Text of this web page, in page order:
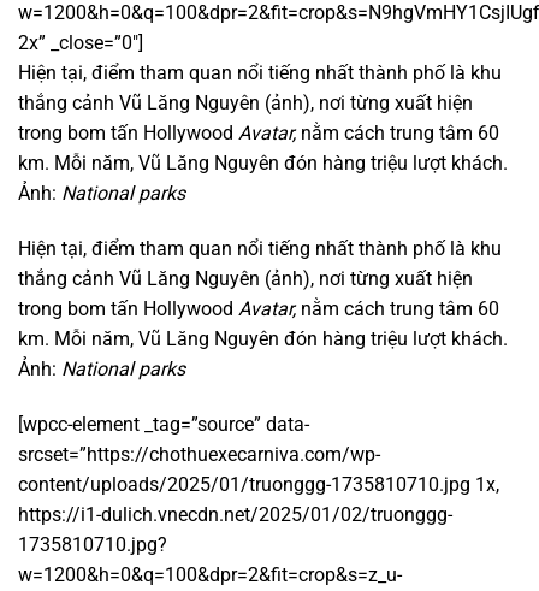
2x” _close=”0″]
Hiện tại, điểm tham quan nổi tiếng nhất thành phố là khu
thắng cảnh Vũ Lăng Nguyên (ảnh), nơi từng xuất hiện
trong bom tấn Hollywood Avatar, nằm cách trung tâm 60
km. Mỗi năm, Vũ Lăng Nguyên đón hàng triệu lượt khách.
Ảnh: National parks
Hiện tại, điểm tham quan nổi tiếng nhất thành phố là khu
thắng cảnh Vũ Lăng Nguyên (ảnh), nơi từng xuất hiện
trong bom tấn Hollywood Avatar, nằm cách trung tâm 60
km. Mỗi năm, Vũ Lăng Nguyên đón hàng triệu lượt khách.
Ảnh: National parks
[wpcc-element _tag=”source” data-
srcset=”https://chothuexecarniva.com/wp-
content/uploads/2025/01/truonggg-1735810710.jpg 1x,
https://i1-dulich.vnecdn.net/2025/01/02/truonggg-
1735810710.jpg?
w=1200&h=0&q=100&dpr=2&fit=crop&s=z_u-